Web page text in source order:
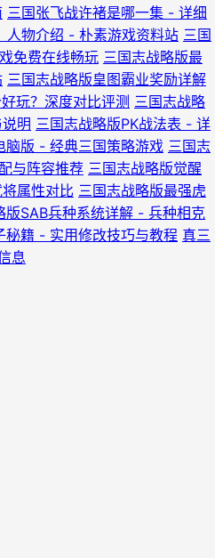
三国张飞战许褚是哪一集 - 详细
人物介绍 - 朴素游戏资料站 三国
免费在线畅玩 三国志战略版最
三国志战略版皇图霸业奖励详解
玩？深度对比评测 三国志战略
明 三国志战略版PK战法表 - 详
脑版 - 经典三国策略游戏 三国志
与阵容推荐 三国志战略版觉醒
属性对比 三国志战略版最强虎
版SAB兵种系统详解 - 兵种相克
秘籍 - 实用修改技巧与教程 真三
息